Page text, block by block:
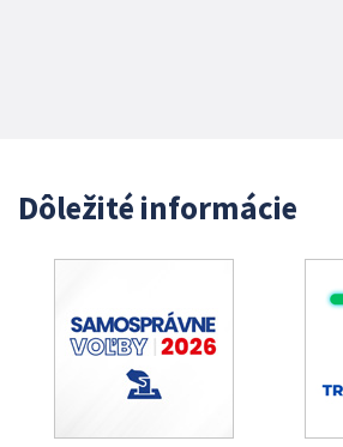
Dôležité informácie